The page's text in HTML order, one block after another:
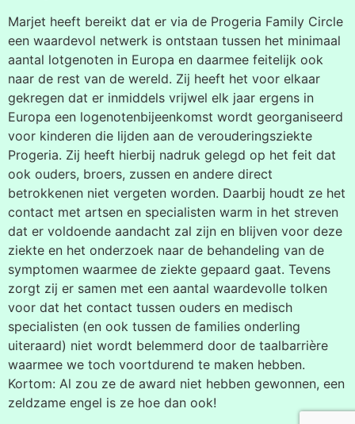
Marjet heeft bereikt dat er via de Progeria Family Circle
een waardevol netwerk is ontstaan tussen het minimaal
aantal lotgenoten in Europa en daarmee feitelijk ook
naar de rest van de wereld. Zij heeft het voor elkaar
gekregen dat er inmiddels vrijwel elk jaar ergens in
Europa een logenotenbijeenkomst wordt georganiseerd
voor kinderen die lijden aan de verouderingsziekte
Progeria. Zij heeft hierbij nadruk gelegd op het feit dat
ook ouders, broers, zussen en andere direct
betrokkenen niet vergeten worden. Daarbij houdt ze het
contact met artsen en specialisten warm in het streven
dat er voldoende aandacht zal zijn en blijven voor deze
ziekte en het onderzoek naar de behandeling van de
symptomen waarmee de ziekte gepaard gaat. Tevens
zorgt zij er samen met een aantal waardevolle tolken
voor dat het contact tussen ouders en medisch
specialisten (en ook tussen de families onderling
uiteraard) niet wordt belemmerd door de taalbarrière
waarmee we toch voortdurend te maken hebben.
Kortom: Al zou ze de award niet hebben gewonnen, een
zeldzame engel is ze hoe dan ook!